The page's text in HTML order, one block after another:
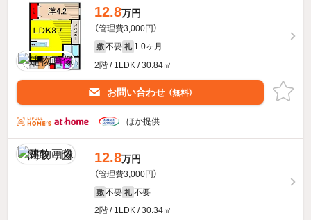
12.8万円
（管理費3,000円）
敷 不要 礼 1.0ヶ月
2階 / 1LDK / 30.84㎡
お問い合わせ （無料）
ほか提供
12.8万円
（管理費3,000円）
敷 不要 礼 不要
2階 / 1LDK / 30.34㎡